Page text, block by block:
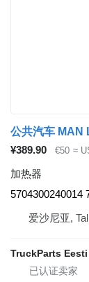
¥389.90 €50 ≈
加热器
5704300240014
爱沙尼亚,
TruckParts Eesti